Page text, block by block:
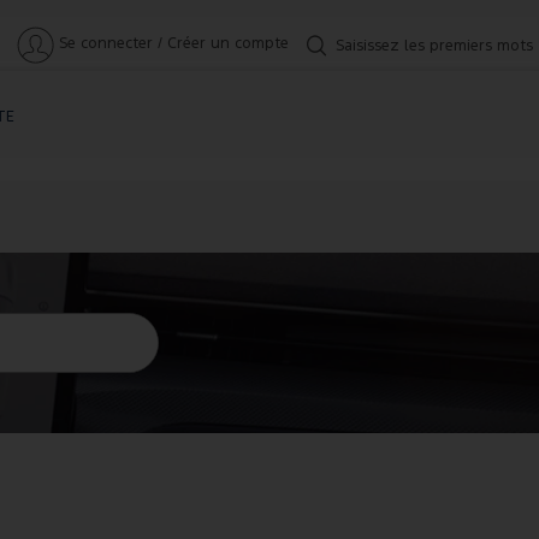
Se connecter / Créer un compte Saisissez les premiers mots